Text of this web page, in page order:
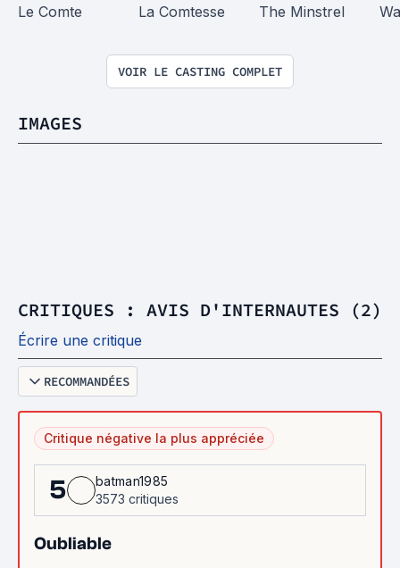
Le Comte
La Comtesse
The Minstrel
VOIR LE CASTING COMPLET
IMAGES
CRITIQUES : AVIS D'INTERNAUTES (2)
Écrire une critique
RECOMMANDÉES
Critique négative la plus appréciée
5
batman1985
3573 critiques
Oubliable